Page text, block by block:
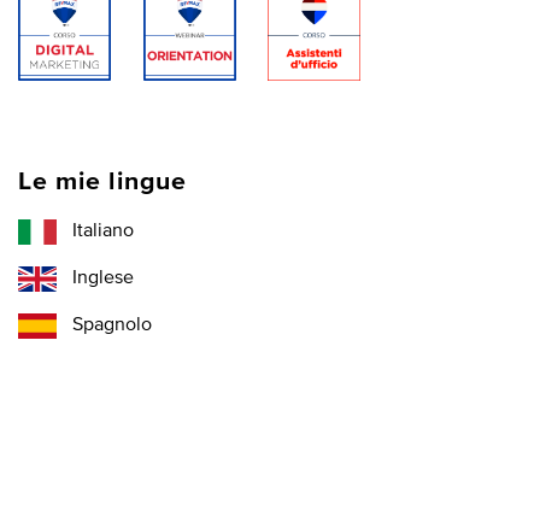
Le mie lingue
Italiano
Inglese
Spagnolo